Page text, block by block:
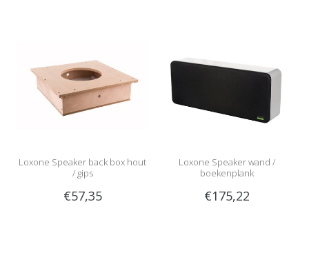
Loxone Speaker back box hout
/ gips
€57,35
Loxone Speaker wand /
boekenplank
€175,22